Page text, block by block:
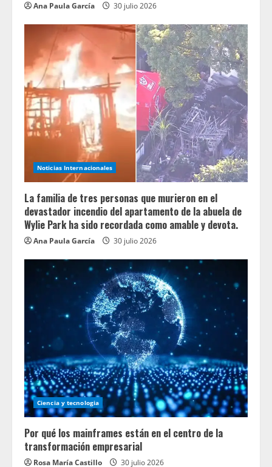
Ana Paula García 30 julio 2026
Noticias Internacionales
La familia de tres personas que murieron en el
devastador incendio del apartamento de la abuela de
Wylie Park ha sido recordada como amable y devota.
Ana Paula García 30 julio 2026
Ciencia y tecnologia
Por qué los mainframes están en el centro de la
transformación empresarial
Rosa María Castillo 30 julio 2026